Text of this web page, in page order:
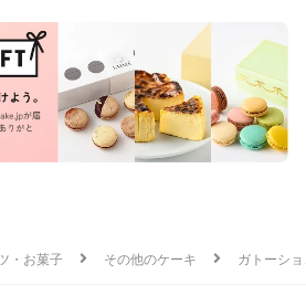
・お菓子 その他のケーキ ガトーシ